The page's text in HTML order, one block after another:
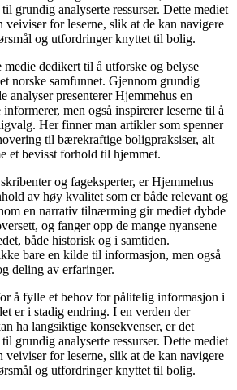
grundig analyserte ressurser. Dette mediet
veiviser for leserne, slik at de kan navigere
og utfordringer knyttet til bolig.
dedikert til å utforske og belyse
norske samfunnet. Gjennom grundig
analyser presenterer Hjemmehus en
men også inspirerer leserne til å
Her finner man artikler som spenner
til bærekraftige boligpraksiser, alt
et bevisst forhold til hjemmet.
og fageksperter, er Hjemmehus
av høy kvalitet som er både relevant og
en narrativ tilnærming gir mediet dybde
og fanger opp de mange nyansene
både historisk og i samtiden.
bare en kilde til informasjon, men også
deling av erfaringer.
å fylle et behov for pålitelig informasjon i
er i stadig endring. I en verden der
ha langsiktige konsekvenser, er det
grundig analyserte ressurser. Dette mediet
veiviser for leserne, slik at de kan navigere
og utfordringer knyttet til bolig.